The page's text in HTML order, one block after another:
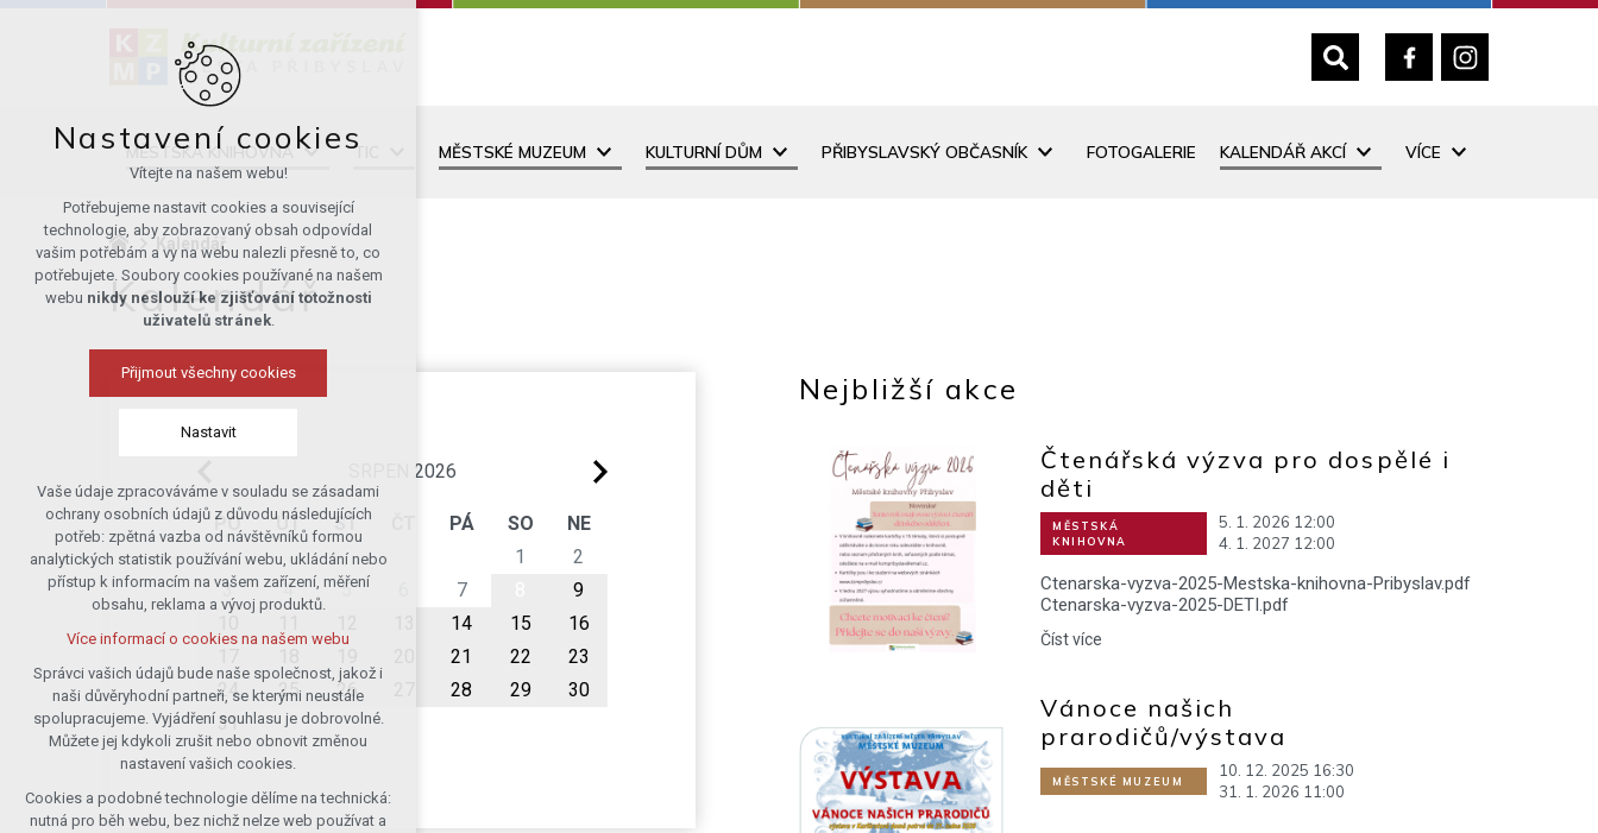
MĚSTSKÁ KNIHOVNA TIC MĚSTSKÉ MUZEUM KULTURNÍ DŮM PŘIBYSLAVSKÝ OBČASNÍK FOTOGALERIE KALENDÁŘ AKCÍ VÍCE
Kalendář
Kalendář
SRPEN 2026
PO ÚT ST PÁ SO
NE
1
2
3
4 5 7
9
14 15
16
21 22
23
24
25 26 28 29
30
31
Nejbližší akce
MĚSTSKÁ
KNIHOVNA
5. 1. 2026 12:00
4. 1. 2027 12:00
Čtenářská výzva pro dospělé i
děti
Ctenarska-vyzva-2025-Mestska-knihovna-Pribyslav.pdf
Ctenarska-vyzva-2025-DETI.pdf
Číst více
MĚSTSKÉ MUZEUM
10. 12. 2025 16:30
31. 1. 2026 11:00
Vánoce našich
prarodičů/výstava
Nastavení cookies
Vítejte na našem webu!
Potřebujeme nastavit cookies a související
technologie, aby zobrazovaný obsah odpovídal
vašim potřebám a vy na webu nalezli přesně to, co
potřebujete. Soubory cookies používané na našem
webu nikdy neslouží ke zjišťování totožnosti
uživatelů stránek.
Přijmout všechny cookies
Nastavit
Technická cookies
nutná pro provozování webu
udržení kontextu stránek (session):
případná přihlášení, volby jazyka, apod.
Volitelná cookies
analytická pro anonymizované
vyhodnocení návštěvnosti
marketingová cookies (Google)
Více informací o cookies na našem webu
Přijmout všechny cookies
Vaše údaje zpracováváme v souladu se zásadami
ochrany osobních údajů z důvodu následujících
potřeb: zpětná vazba od návštěvníků formou
analytických statistik používání webu, ukládání nebo
přístup k informacím na vašem zařízení, měření
obsahu, reklama a vývoj produktů.
Více informací o cookies na našem webu
Správci vašich údajů bude naše společnost, jakož i
naši důvěryhodní partneři, se kterými neustále
spolupracujeme. Vyjádření souhlasu je dobrovolné.
Můžete jej kdykoli zrušit nebo obnovit změnou
nastavení vašich cookies.
Cookies a podobné technologie dělíme na technická:
nutná pro běh webu, bez nichž nelze web používat a